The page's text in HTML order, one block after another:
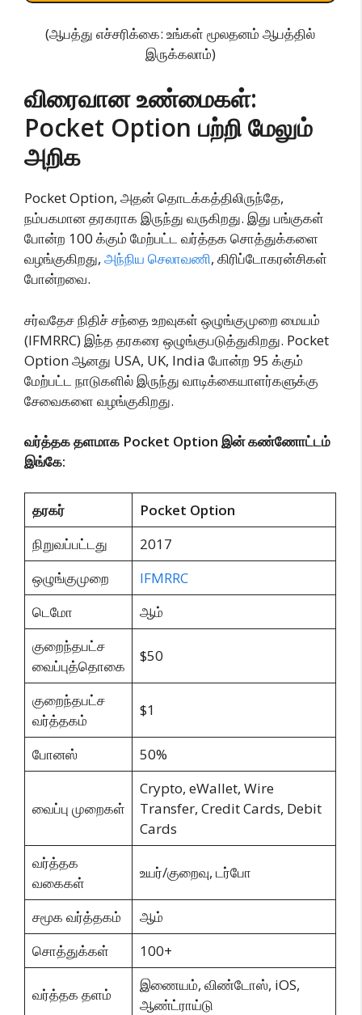
(ஆபத்து எச்சரிக்கை: உங்கள் மூலதனம் ஆபத்தில்
இருக்கலாம்)
விரைவான உண்மைகள்:
Pocket Option பற்றி மேலும்
அறிக
Pocket Option, அதன் தொடக்கத்திலிருந்தே,
நம்பகமான தரகராக இருந்து வருகிறது. இது பங்குகள்
போன்ற 100 க்கும் மேற்பட்ட வர்த்தக சொத்துக்களை
வழங்குகிறது, அந்நிய செலாவணி, கிரிப்டோகரன்சிகள்
போன்றவை.
சர்வதேச நிதிச் சந்தை உறவுகள் ஒழுங்குமுறை மையம்
(IFMRRC) இந்த தரகரை ஒழுங்குபடுத்துகிறது. Pocket
Option ஆனது USA, UK, India போன்ற 95 க்கும்
மேற்பட்ட நாடுகளில் இருந்து வாடிக்கையாளர்களுக்கு
சேவைகளை வழங்குகிறது.
வர்த்தக தளமாக Pocket Option இன் கண்ணோட்டம்
இங்கே:
தரகர்
Pocket Option
நிறுவப்பட்டது
2017
ஒழுங்குமுறை
IFMRRC
டெமோ
ஆம்
குறைந்தபட்ச
வைப்புத்தொகை
$50
குறைந்தபட்ச
வர்த்தகம்
$1
போனஸ் 50%
வைப்பு முறைகள்
Crypto, eWallet, Wire
Transfer, Credit Cards, Debit
Cards
வர்த்தக
வகைகள்
உயர்/குறைவு, டர்போ
சமூக வர்த்தகம்
ஆம்
சொத்துக்கள்
100+
வர்த்தக தளம்
இணையம், விண்டோஸ், iOS,
ஆண்ட்ராய்டு